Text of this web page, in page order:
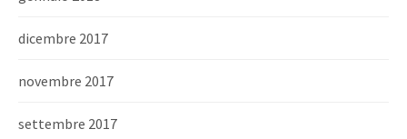
dicembre 2017
novembre 2017
settembre 2017